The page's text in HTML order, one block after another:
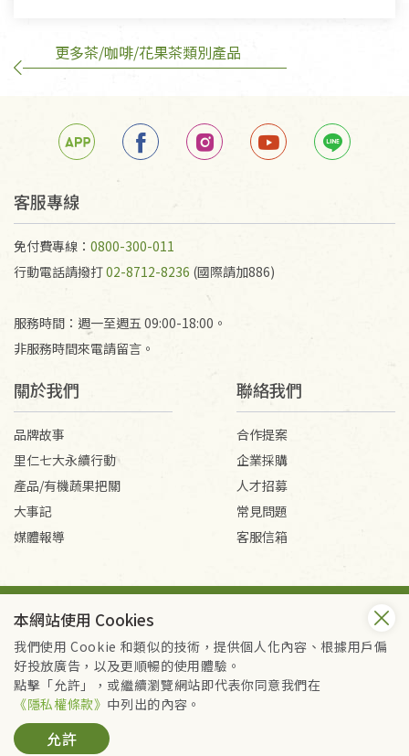
訂購手抄稿退貨需知：
若未保持原包裝方式或未使用原箱退回，導致書籍有
任何折損、磨損、污損或凹角，將不接受退貨，也不
不接受退貨之手抄稿，為敬重法寶故，里仁網購無法
代為結緣處理等。 若需將手抄稿寄還給消費者，因而
產生的運費100元/箱將由消費者負擔。
更多茶/咖啡/花果茶類別產品
客服專線
免付費專線： 0800-300-011
行動電話請撥打02-8712-8236 (國際請加886)
服務時間：週一至週五 09:00-18:00。
非服務時間來電請留言。
關於我們
品牌故事
里仁七大永續行動
產品/有機蔬果把關
大事記
媒體報導
聯絡我們
合作提案
企業採購
人才招募
常見問題
客服信箱
Copyright © 2026 里仁事業股份有限公司(統編：16301262) /
里仁網購股份有限公司(統編：25149752)
All Rights Reserved.
本網站使用 Cookies
我們使用 Cookie 和類似的技術，提供個人化內容、根據用戶偏
好投放廣告，以及更順暢的使用體驗。
點擊「允許」，或繼續瀏覽網站即代表你同意我們在
《隱私權條款》 中列出的內容。
允許